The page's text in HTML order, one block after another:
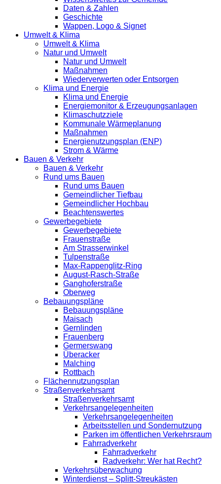
Daten & Zahlen
Geschichte
Wappen, Logo & Signet
Umwelt & Klima
Umwelt & Klima
Natur und Umwelt
Natur und Umwelt
Maßnahmen
Wiederverwerten oder Entsorgen
Klima und Energie
Klima und Energie
Energiemonitor & Erzeugungsanlagen
Klimaschutzziele
Kommunale Wärmeplanung
Maßnahmen
Energienutzungsplan (ENP)
Strom & Wärme
Bauen & Verkehr
Bauen & Verkehr
Rund ums Bauen
Rund ums Bauen
Gemeindlicher Tiefbau
Gemeindlicher Hochbau
Beachtenswertes
Gewerbegebiete
Gewerbegebiete
Frauenstraße
Am Strasserwinkel
Tulpenstraße
Max-Rappenglitz-Ring
August-Rasch-Straße
Ganghoferstraße
Oberweg
Bebauungspläne
Bebauungspläne
Maisach
Gernlinden
Frauenberg
Germerswang
Überacker
Malching
Rottbach
Flächennutzungsplan
Straßenverkehrsamt
Straßenverkehrsamt
Verkehrsangelegenheiten
Verkehrsangelegenheiten
Arbeitsstellen und Sondernutzung
Parken im öffentlichen Verkehrsraum
Fahrradverkehr
Fahrradverkehr
Radverkehr: Wer hat Recht?
Verkehrsüberwachung
Winterdienst – Splitt-Streukästen